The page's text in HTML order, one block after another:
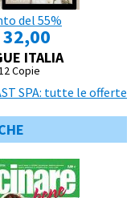
del 55%
32,00
ITALIA
Copie
SPA: tutte le offerte